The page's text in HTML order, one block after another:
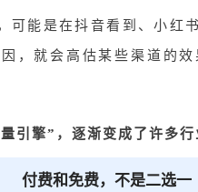
可能是在抖音看到、小红
，就会高估某些渠道的
引擎”，逐渐变成了许多
付费和免费，不是二选一